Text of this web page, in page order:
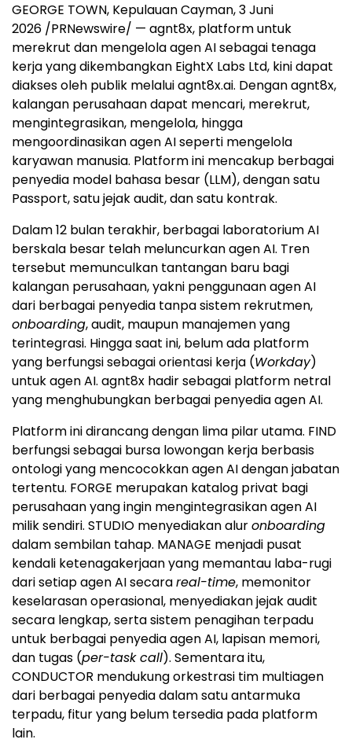
GEORGE TOWN, Kepulauan Cayman, 3 Juni
2026 /PRNewswire/ — agnt8x, platform untuk
merekrut dan mengelola agen AI sebagai tenaga
kerja yang dikembangkan EightX Labs Ltd, kini dapat
diakses oleh publik melalui agnt8x.ai. Dengan agnt8x,
kalangan perusahaan dapat mencari, merekrut,
mengintegrasikan, mengelola, hingga
mengoordinasikan agen AI seperti mengelola
karyawan manusia. Platform ini mencakup berbagai
penyedia model bahasa besar (LLM), dengan satu
Passport, satu jejak audit, dan satu kontrak.
Dalam 12 bulan terakhir, berbagai laboratorium AI
berskala besar telah meluncurkan agen AI. Tren
tersebut memunculkan tantangan baru bagi
kalangan perusahaan, yakni penggunaan agen AI
dari berbagai penyedia tanpa sistem rekrutmen,
onboarding, audit, maupun manajemen yang
terintegrasi. Hingga saat ini, belum ada platform
yang berfungsi sebagai orientasi kerja (Workday)
untuk agen AI. agnt8x hadir sebagai platform netral
yang menghubungkan berbagai penyedia agen AI.
Platform ini dirancang dengan lima pilar utama. FIND
berfungsi sebagai bursa lowongan kerja berbasis
ontologi yang mencocokkan agen AI dengan jabatan
tertentu. FORGE merupakan katalog privat bagi
perusahaan yang ingin mengintegrasikan agen AI
milik sendiri. STUDIO menyediakan aluronboarding
dalam sembilan tahap. MANAGE menjadi pusat
kendali ketenagakerjaan yang memantau laba-rugi
dari setiap agen AI secarareal-time, memonitor
keselarasan operasional, menyediakan jejak audit
secara lengkap, serta sistem penagihan terpadu
untuk berbagai penyedia agen AI, lapisan memori,
dan tugas (per-task call). Sementara itu,
CONDUCTOR mendukung orkestrasi tim multiagen
dari berbagai penyedia dalam satu antarmuka
terpadu, fitur yang belum tersedia pada platform
lain.